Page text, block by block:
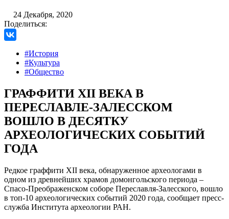
24 Декабря, 2020
Поделиться:
#История
#Культура
#Общество
ГРАФФИТИ XII ВЕКА В
ПЕРЕСЛАВЛЕ-ЗАЛЕССКОМ
ВОШЛО В ДЕСЯТКУ
АРХЕОЛОГИЧЕСКИХ СОБЫТИЙ
ГОДА
Редкое граффити XII века, обнаруженное археологами в
одном из древнейших храмов домонгольского периода –
Спасо-Преображенском соборе Переславля-Залесского, вошло
в топ-10 археологических событий 2020 года, сообщает пресс-
служба Института археологии РАН.